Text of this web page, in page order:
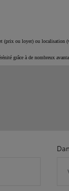
(prix ou loyer) ou
grâce à de nombreux